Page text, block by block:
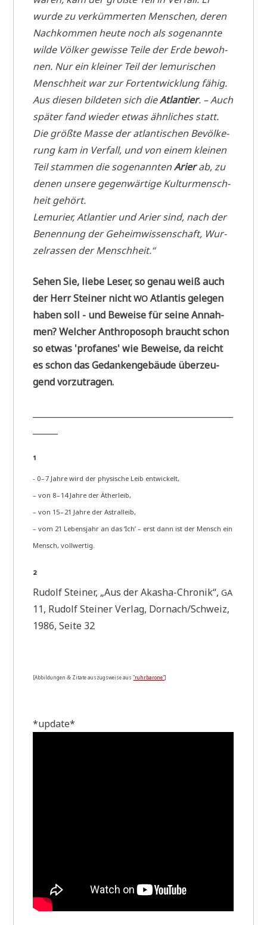
wur­de zu ver­küm­mer­ten Men­schen, deren
Nach­kom­men heu­te noch als soge­nann­te
wil­de Völ­ker gewis­se Tei­le der Erde bewoh­
nen. Nur ein klei­ner Teil der lemu­ri­schen
Mensch­heit war zur Fort­ent­wick­lung fähig.
Aus die­sen bil­de­ten sich dieAtlan­tier. – Auch
spä­ter fand wie­der etwas ähn­li­ches statt.
Die größ­te Mas­se der atlan­ti­schen Bevöl­ke­
rung kam in Ver­fall, und von einem klei­nen
Teil stam­men die soge­nann­tenAri­erab, zu
denen unse­re gegen­wär­ti­ge Kul­tur­mensch­
heit gehört.
Lemu­rier, Atlan­tier und Ari­er sind, nach der
Benen­nung der Geheim­wis­sen­schaft, Wur­
zel­ras­sen der Menschheit.“
Sehen Sie, lie­be Leser, so genau weiß auch
der Herr Stei­ner nichtWO Atlan­tis gele­gen
haben soll - und Bewei­se für sei­ne Annah­
men? Wel­cher Anthro­po­soph braucht schon
so etwas 'pro­fa­nes' wie Bewei­se, da reicht
es schon das Gedan­ken­ge­bäu­de über­zeu­
gend vorzutragen.
¹
- 0 – 7 Jah­re wird der phy­si­sche Leib entwickelt,
– von 8 – 14 Jah­re der Ätherleib,
– von 15 – 21 Jah­re der Astralleib,
– vom 21 Lebens­jahr an das ‘Ich’ – erst dann ist der Mensch ein
Mensch, vollwertig.
²
Rudolf Stei­ner, „Aus der Aka­sha-Chro­nik“,GA
11, Rudolf Stei­ner Ver­lag, Dornach/Schweiz,
1986, Sei­te 32
[Abbil­dun­gen& Zita­te aus­zugs­wei­se aus"ruhr­ba­ro­ne"]
*update*